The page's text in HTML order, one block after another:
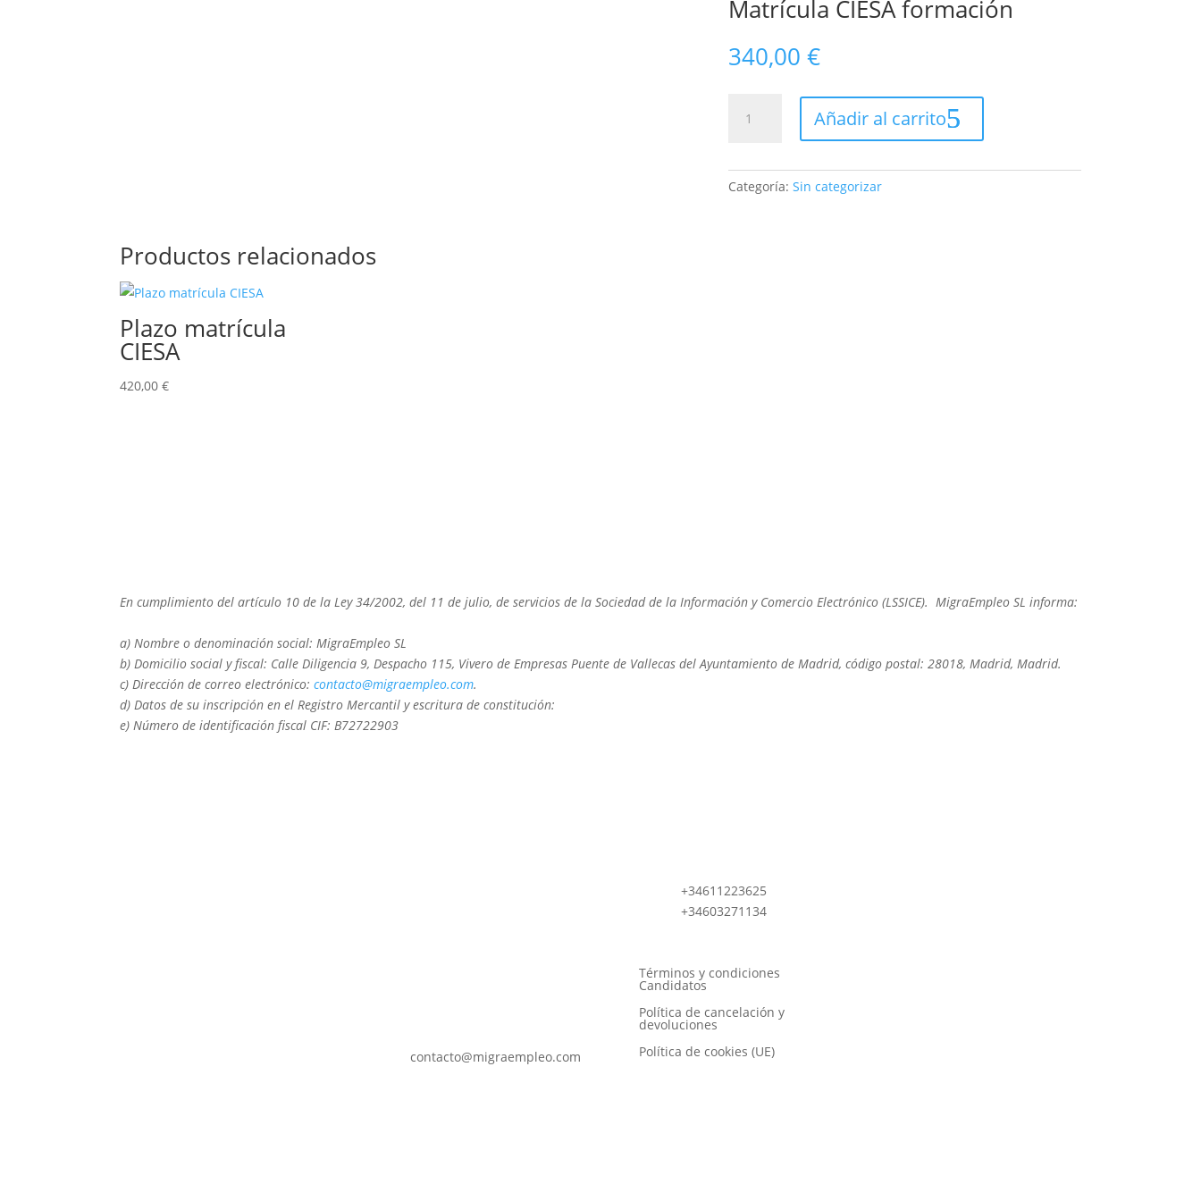
Matrícula CIESA formación
340,00 €
CIESA
Añadir al carrito
Categoría: Sin categorizar
Productos relacionados
Plazo matrícula
CIESA
420,00€
En cumplimiento del artículo 10 de la Ley 34/2002, del 11 de julio, de servicios de la Sociedad de la Información y Comercio Electrónico (LSSICE). MigraEmpleo SL informa:
a) Nombre o denominación social: MigraEmpleo SL
b) Domicilio social y fiscal: Calle Diligencia 9, Despacho 115, Vivero de Empresas Puente de Vallecas del Ayuntamiento de Madrid, código postal: 28018, Madrid, Madrid.
c) Dirección de correo electrónico: contacto@migraempleo.com.
d) Datos de su inscripción en el Registro Mercantil y escritura de constitución:
e) Número de identificación fiscal CIF:B72722903
contacto@migraempleo.com
+34611223625
+34603271134
Términos y condiciones
Candidatos
Política de cancelación y
devoluciones
Política de cookies (UE)